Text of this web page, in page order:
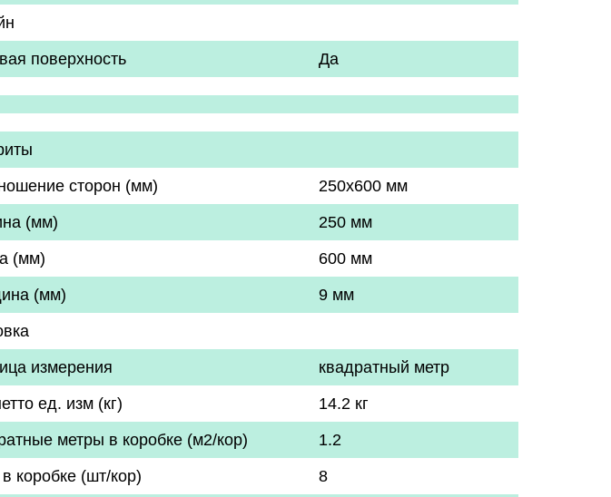
поверхность
Да
сторон (мм)
250x600 мм
(мм)
250 мм
(мм)
600 мм
(мм)
9 мм
измерения
квадратный метр
ед. изм (кг)
14.2 кг
метры в коробке (м2/кор)
1.2
коробке (шт/кор)
8